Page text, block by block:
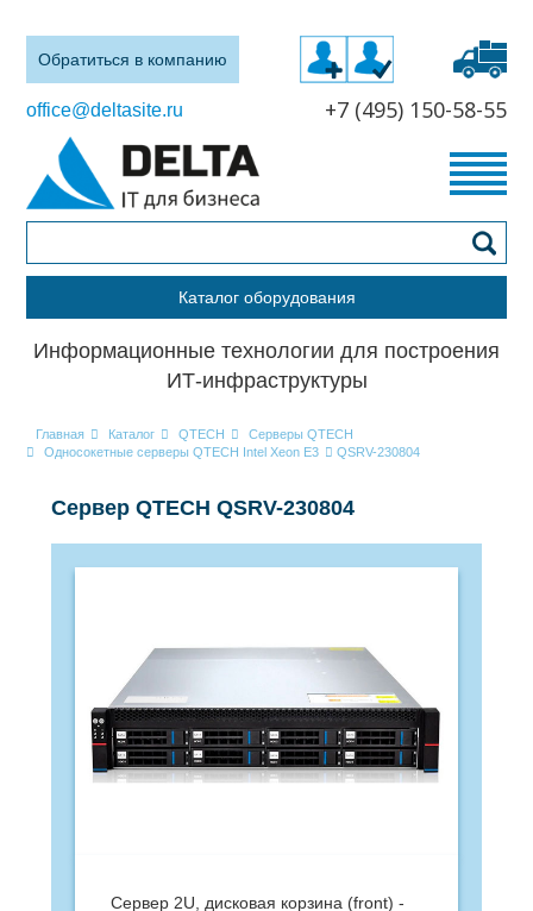
Обратиться в компанию
office@deltasite.ru +7 (495) 150-58-55
Каталог оборудования
Информационные технологии для построения
ИТ-инфраструктуры
Главная Каталог QTECH
Серверы QTECH
Односокетные серверы QTECH Intel Xeon E3
QSRV-230804
Сервер QTECH QSRV-230804
Сервер 2U, дисковая корзина (front) -